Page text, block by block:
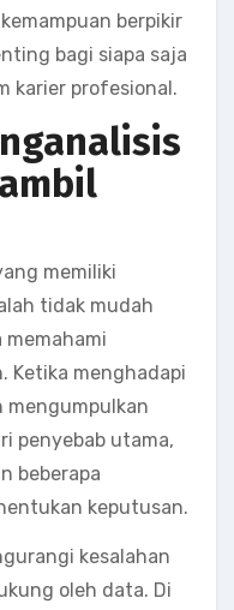
berpikir
bagi siapa saja
karier profesional.
memiliki
tidak mudah
memahami
Ketika menghadapi
mengumpulkan
penyebab utama,
beberapa
keputusan.
kesalahan
oleh data. Di